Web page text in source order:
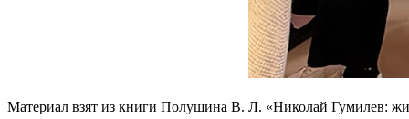
Материал взят из книги Полушина В. Л. «Николай Гумилев: